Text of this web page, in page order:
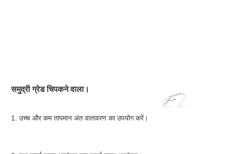
समुद्री ग्रेड चिपकने वाला।
1. उच्च और कम तापमान अंत वातावरण का उपयोग करें।